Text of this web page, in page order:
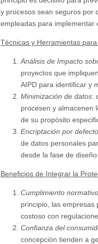
y procesos sean seguros por
empleadas para implementar
Técnicas y Herramientas
Análisis de Impacto
proyectos que
AIPD para identificar y
Minimización de datos:
procesen y almacenen
de su propósito
Encriptación por defecto
de datos personales
desde la fase de diseño.
Beneficios de Integrar la
Cumplimiento
principio, las empresas
costoso con
Confianza del
concepción tienden a